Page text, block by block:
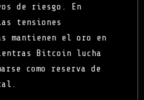
de riesgo. En
tensiones
mantienen el oro en
Bitcoin lucha
como reserva de